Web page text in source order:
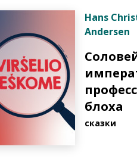
Hans
Andersen
блоха
cказки